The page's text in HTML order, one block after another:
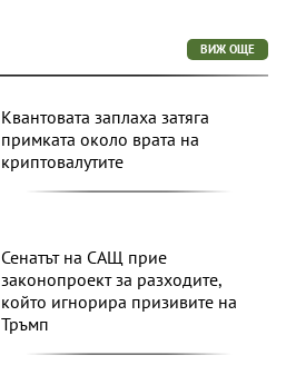
ВИЖ ОЩЕ
Квантовата заплаха затяга
примката около врата на
криптовалутите
Сенатът на САЩ прие
законопроект за разходите,
който игнорира призивите на
Тръмп